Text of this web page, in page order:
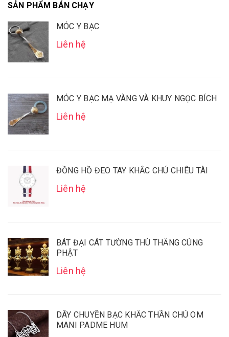
SẢN PHẨM BÁN CHẠY
MÓC Y BẠC
Liên hệ
MÓC Y BẠC MẠ VÀNG VÀ KHUY NGỌC BÍCH
Liên hệ
ĐỒNG HỒ ĐEO TAY KHẮC CHÚ CHIÊU TÀI
Liên hệ
BÁT ĐẠI CÁT TƯỜNG THÙ THẮNG CÚNG
PHẬT
Liên hệ
DÂY CHUYỀN BẠC KHẮC THẦN CHÚ OM
MANI PADME HUM